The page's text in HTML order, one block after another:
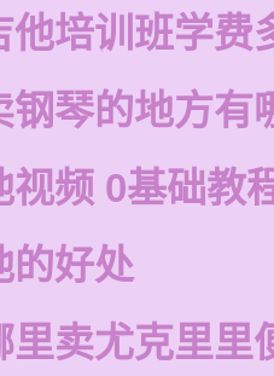
他培训班学费
钢琴的地方有
视频 0基础教
的好处
里卖尤克里里